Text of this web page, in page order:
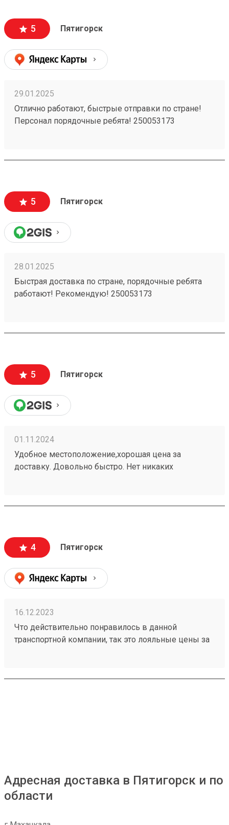
5 Пятигорск
29.01.2025
Отлично работают, быстрые отправки по стране!
Персонал порядочные ребята! 250053173
5 Пятигорск
28.01.2025
Быстрая доставка по стране, порядочные ребята
работают! Рекомендую! 250053173
5 Пятигорск
01.11.2024
Удобное местоположение,хорошая цена за
доставку. Довольно быстро. Нет никаких
4 Пятигорск
16.12.2023
Что действительно понравилось в данной
транспортной компании, так это лояльные цены за
к получателям грузов. Чего действительно не
Адресная доставка в Пятигорск и по
области